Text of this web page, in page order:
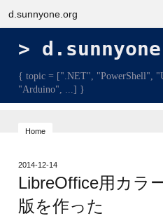
d.sunnyone.org
{ topic = [".NET", "PowerShell",
"Arduino", ...] }
Home
2014-12-14
LibreOffice用カラ
版を作った